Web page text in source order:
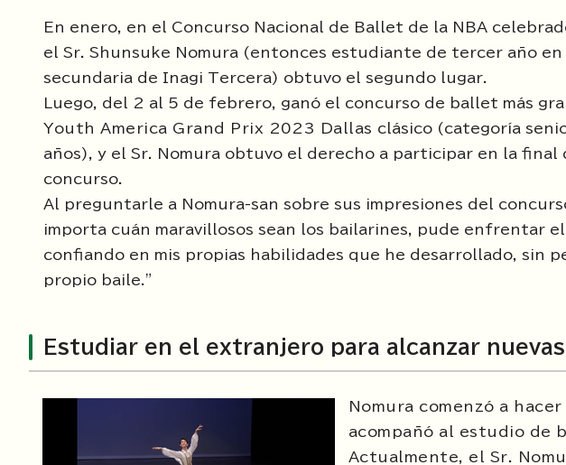
En enero, en el Concurso Nacional de Ballet de la NBA
el Sr. Shunsuke Nomura (entonces estudiante de tercer año en
secundaria de Inagi Tercera) obtuvo el segundo lugar.
Luego, del 2 al 5 de febrero, ganó el concurso de ballet más
Youth America Grand Prix 2023 Dallas clásico (categoría
años), y el Sr. Nomura obtuvo el derecho a participar en la final
concurso.
Al preguntarle a Nomura-san sobre sus impresiones del
importa cuán maravillosos sean los bailarines, pude enfrentar
confiando en mis propias habilidades que he desarrollado, sin
propio baile."
Estudiar en el extranjero para alcanzar
Nomura comenzó a
acompañó al estudio de
Actualmente, el Sr.